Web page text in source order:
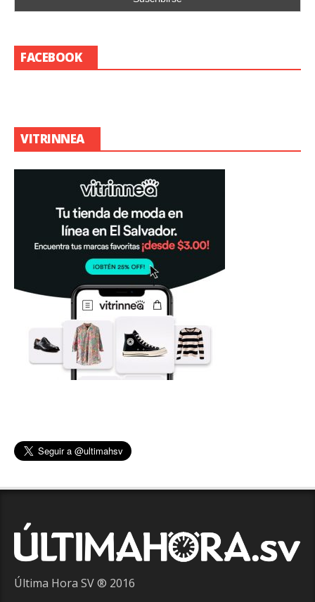
FACEBOOK
VITRINNEA
Última Hora SV ® 2016